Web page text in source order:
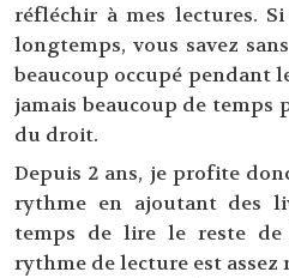
réfléchir à mes lectures.
longtemps, vous savez
beaucoup occupé pendant
jamais beaucoup de temps
du droit.
Depuis 2 ans, je profite
rythme en ajoutant des
temps de lire le reste de
rythme de lecture est assez